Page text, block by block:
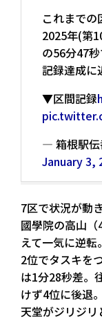
これまでの
2025年(第
の56分47秒
記録達成に
▼区間記録
— 箱根駅
January 3,
7区で状況が動
國學院の高山
えて一気に逆
2位でタスキを
は1分28秒差。
けず4位に後退
天堂がジリジリ